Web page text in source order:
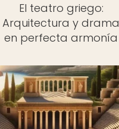
El teatro griego:
Arquitectura y drama
en perfecta armonía